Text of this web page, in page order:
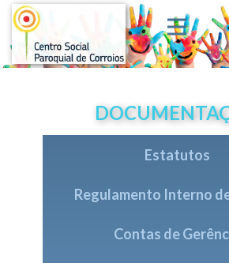
Estatutos
Regulamento Interno
Contas de